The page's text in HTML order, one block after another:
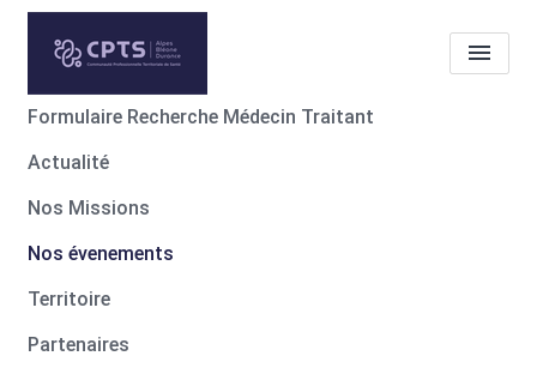
Formulaire Recherche Médecin Traitant
Actualité
Nos Missions
Nos évenements
Territoire
Partenaires